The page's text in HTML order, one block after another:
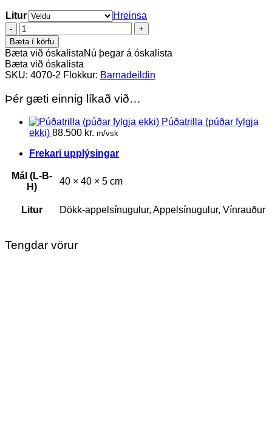
Litur
Hreinsa
Púðar
(3
litir)
quantity
Bæta í körfu
Bæta við óskalistaNú þegar á óskalista
Bæta við óskalista
SKU: 4070-2 Flokkur: Barnadeildin
Þér gæti einnig líkað við…
Púðatrilla (púðar fylgja
ekki) 88.500 kr. m/vsk
Frekari upplýsingar
Mál (L-B-
H)
40 × 40 × 5 cm
Litur Dökk-appelsínugulur, Appelsínugulur, Vínrauður
Tengdar vörur